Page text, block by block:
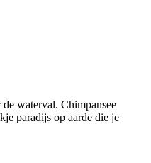
waterval. Chimpansee
paradijs op aarde die je